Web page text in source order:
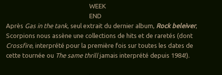
WEEK
END
Après Gas in the tank, seul extrait du dernier album, Rock beleiver,
Scorpions nous assène une collections de hits et de raretés (dont
Crossfire, interprété pour la première fois sur toutes les dates de
cette tournée ou The same thrilljamais interprété depuis 1984!).